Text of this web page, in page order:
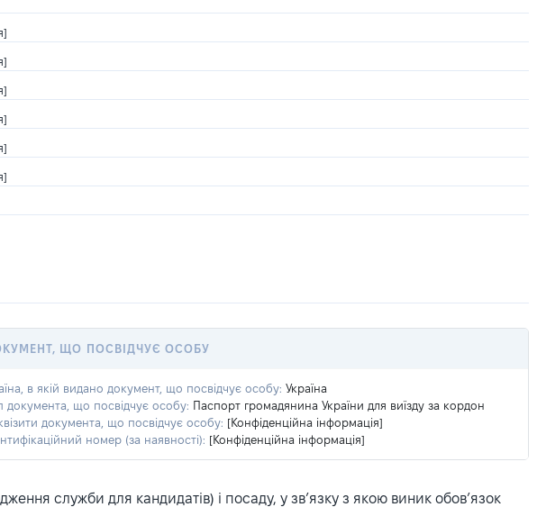
ЩО ПОСВІДЧУЄ ОСОБУ
в якій видано документ, що посвідчує особу: Україна
документа, що посвідчує особу: Паспорт громадянина України для виїзду за кордон
документа, що посвідчує особу: [Конфіденційна інформація]
номер (за наявності): [Конфіденційна інформація]
служби для кандидатів) і посаду, у зв’язку з якою виник обов’язок